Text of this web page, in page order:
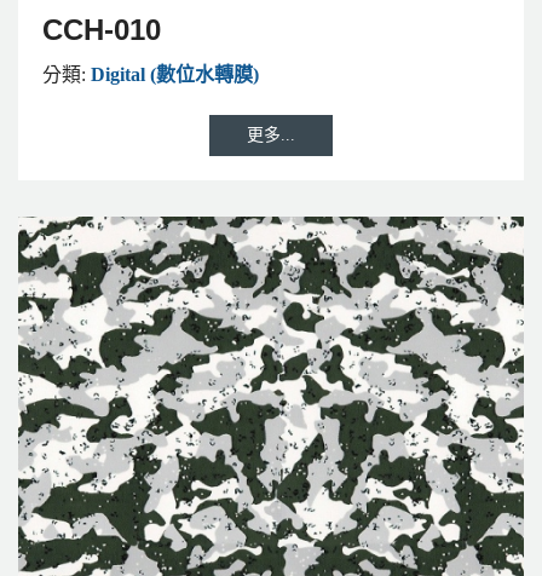
CCH-010
分類: Digital (數位水轉膜)
更多...